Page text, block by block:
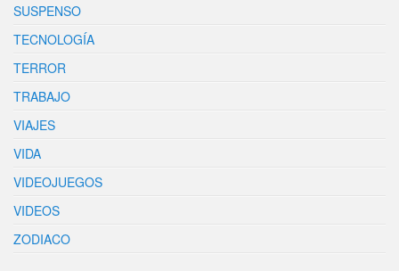
SUSPENSO
TECNOLOGÍA
TERROR
TRABAJO
VIAJES
VIDA
VIDEOJUEGOS
VIDEOS
ZODIACO